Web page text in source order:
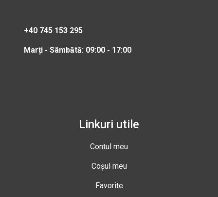
+40 745 153 295
Marți - Sâmbătă: 09:00 - 17:00
Linkuri utile
Contul meu
Coșul meu
Favorite